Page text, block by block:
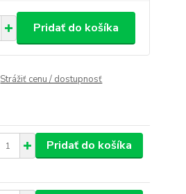
Pridať do košíka
Strážiť cenu / dostupnosť
Pridať do košíka